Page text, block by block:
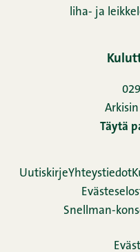
liha- ja
Täytä
UutiskirjeYhteystiedot
Snellman-